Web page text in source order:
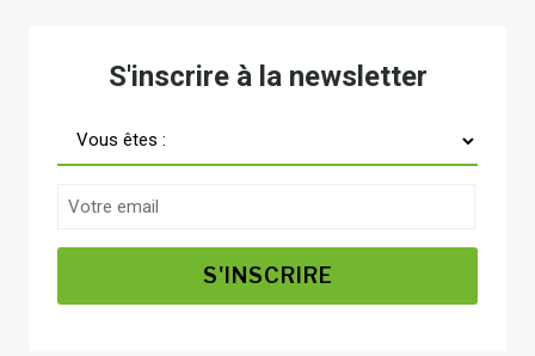
S'inscrire à la newsletter